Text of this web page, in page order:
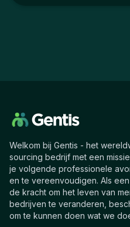
Welkom bij Gentis - het
sourcing bedrijf met een
je volgende professionele
en te vereenvoudigen. Als
de kracht om het leven van
bedrijven te veranderen,
om te kunnen doen wat we